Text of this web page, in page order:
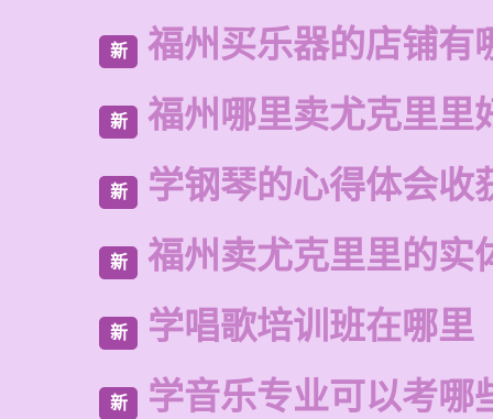
新 福州买乐器的店铺有
新 福州哪里卖尤克里里
新 学钢琴的心得体会收
新 福州卖尤克里里的实
新 学唱歌培训班在哪里
新 学音乐专业可以考哪